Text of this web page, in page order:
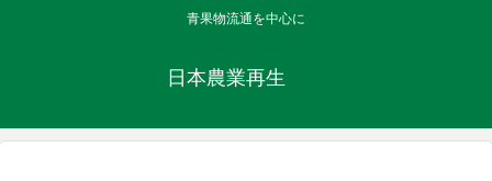
青果物流通を中心に
日本農業再生